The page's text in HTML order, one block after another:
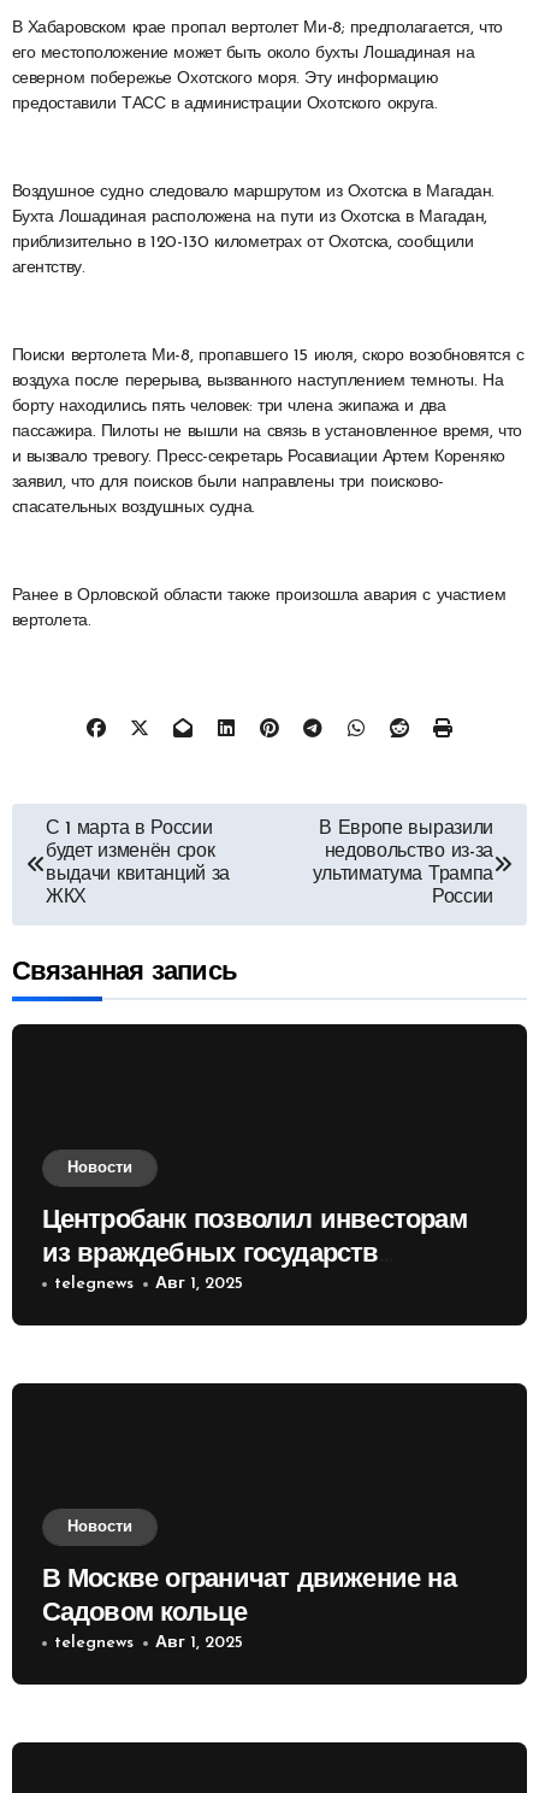
В Хабаровском крае пропал вертолет Ми-8; предполагается, что
его местоположение может быть около бухты Лошадиная на
северном побережье Охотского моря. Эту информацию
предоставили ТАСС в администрации Охотского округа.
Воздушное судно следовало маршрутом из Охотска в Магадан.
Бухта Лошадиная расположена на пути из Охотска в Магадан,
приблизительно в 120-130 километрах от Охотска, сообщили
агентству.
Поиски вертолета Ми-8, пропавшего 15 июля, скоро возобновятся с
воздуха после перерыва, вызванного наступлением темноты. На
борту находились пять человек: три члена экипажа и два
пассажира. Пилоты не вышли на связь в установленное время, что
и вызвало тревогу. Пресс-секретарь Росавиации Артем Кореняко
заявил, что для поисков были направлены три поисково-
спасательных воздушных судна.
Ранее в Орловской области также произошла авария с участием
вертолета.
Навигация
по
записям
С 1 марта в России
будет изменён срок
выдачи квитанций за
ЖКХ
В Европе выразили
недовольство из-за
ультиматума Трампа
России
Связанная запись
Новости
Центробанк позволил инвесторам
из враждебных государств
приобретать валюту
telegnews Авг 1, 2025
Новости
В Москве ограничат движение на
Садовом кольце
telegnews Авг 1, 2025